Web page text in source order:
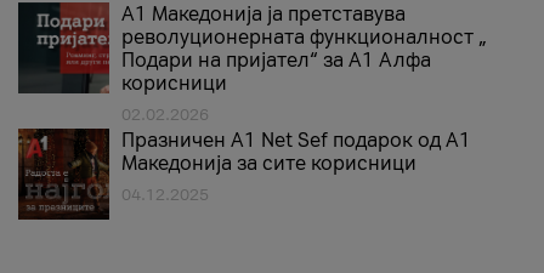
А1 Македонија ја претставува
револуционерната функционалност „
Подари на пријател“ за А1 Алфа
корисници
02.02.2026
Празничен A1 Net Sеf подарок од А1
Македонија за сите корисници
04.12.2025